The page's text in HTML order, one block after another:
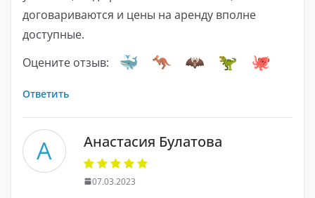
договариваются и цены на аренду вполне
доступные.
Оцените отзыв:
Ответить
А Анастасия Булатова
07.03.2023